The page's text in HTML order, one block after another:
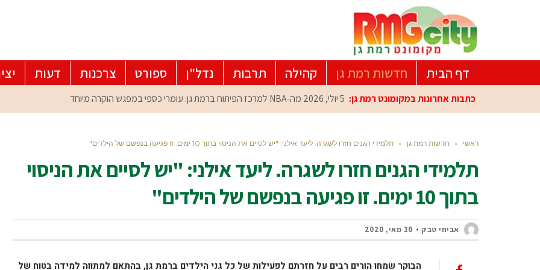
דף הבית חדשות רמת גן קהילה תרבות נדל"ן ספורט צרכנות דעות
כתבות אחרונות במקומונט רמת גן: 5 יולי, 2026 מה-NBA למרכז הפיתוח ברמת גן: עומרי כספי במפגש הוקרה מיוחד
ראשי » חדשות רמת גן » תלמידי הגנים חזרו לשגרה. ליעד אילני: "יש לסיים את הניסוי בתוך 10 ימים. זו פגיעה בנפשם של הילדים"
תלמידי הגנים חזרו לשגרה. ליעד אילני: "יש לסיים את הניסוי
בתוך 10 ימים. זו פגיעה בנפשם של הילדים"
אביחי טבק 10 מאי, 2020
הבוקר שמחו הורים רבים על חזרתם לפעילות של כל גני הילדים ברמת גן, בהתאם למתווה למידה בטוח של